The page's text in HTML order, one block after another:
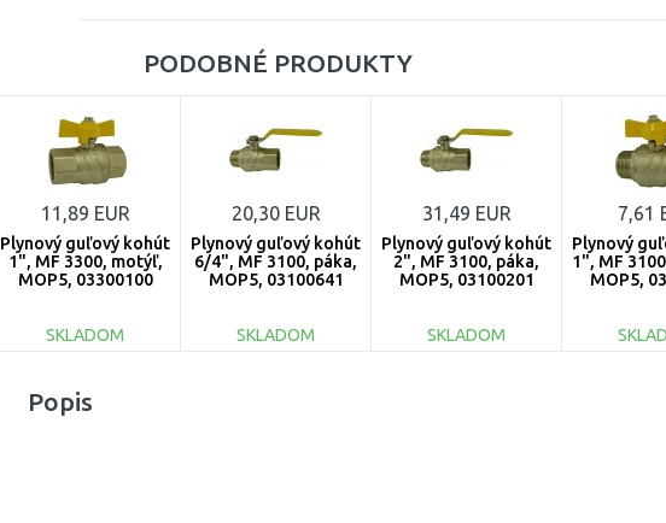
PODOBNÉ PRODUKTY
11,89 EUR
Plynový guľový kohút
1", MF 3300, motýľ,
MOP5, 03300100
SKLADOM
Porovnať
20,30 EUR
Plynový guľový kohút
6/4", MF 3100, páka,
MOP5, 03100641
SKLADOM
31,49 EUR
Plynový guľový kohút
2", MF 3100, páka,
MOP5, 03100201
SKLADOM
7,61
Plynový
1", MF
MOP5,
Popis